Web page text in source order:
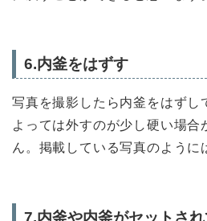
6.内釜をはずす
写真を撮影したら内釜をはずし
よっては外すのが少し硬い場合
ん。掲載している写真のように
7.内釜や内釜がセットさ